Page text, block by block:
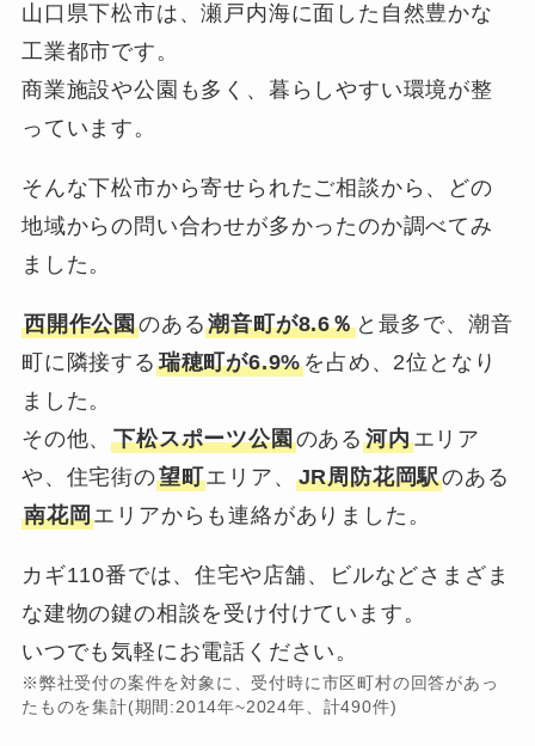
山口県下松市は、瀬戸内海に面した自然豊かな
工業都市です。
商業施設や公園も多く、暮らしやすい環境が整
っています。
そんな下松市から寄せられたご相談から、どの
地域からの問い合わせが多かったのか調べてみ
ました。
西開作公園のある潮音町が8.6％と最多で、潮音
町に隣接する 瑞穂町が6.9%を占め、2位となり
ました。
その他、下松スポーツ公園のある河内エリア
や、住宅街の望町エリア、 JR周防花岡駅のある
南花岡エリアからも連絡がありました。
カギ110番では、住宅や店舗、ビルなどさまざま
な建物の鍵の相談を受け付けています。
いつでも気軽にお電話ください。
※弊社受付の案件を対象に、受付時に市区町村の回答があっ
たものを集計(期間:2014年~2024年、計490件)